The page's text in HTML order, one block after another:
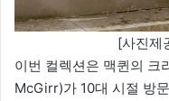
[사진제
이번 컬렉션은 맥퀸의 크
McGirr)가 10대 시절 방